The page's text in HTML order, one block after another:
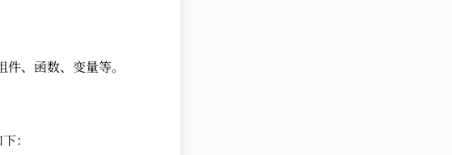
、函数、变量等。
：